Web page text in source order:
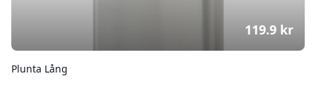
Plunta Lång
119.9 kr